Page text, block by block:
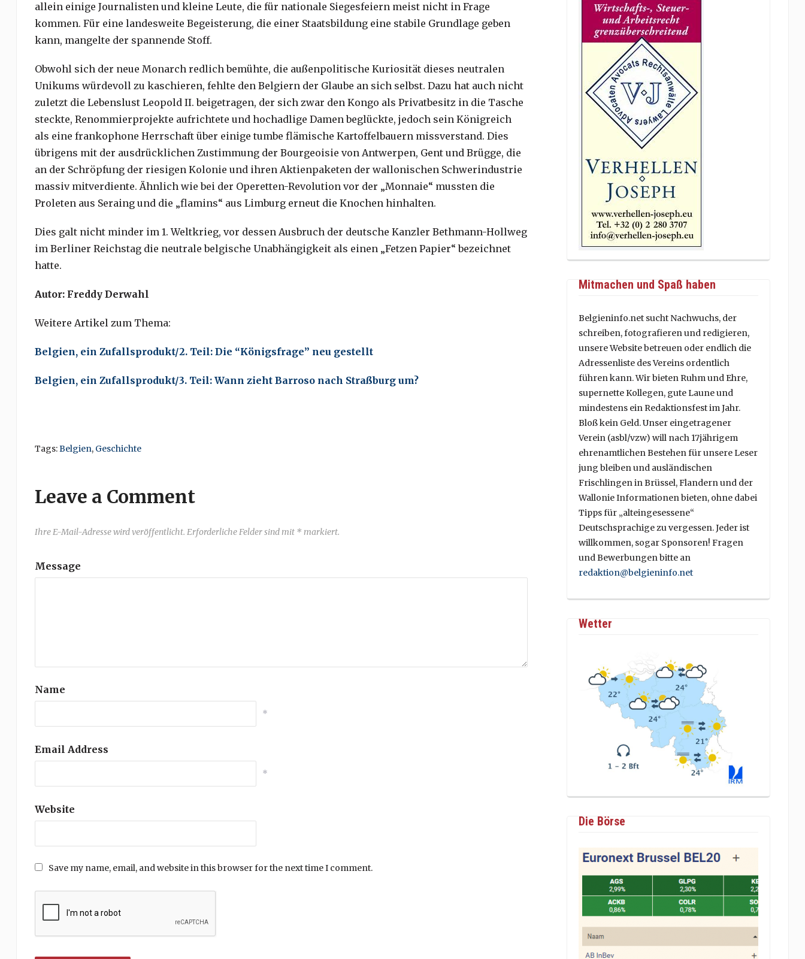
allein einige Journalisten und kleine Leute, die für nationale Siegesfeiern meist nicht in Frage
kommen. Für eine landesweite Begeisterung, die einer Staatsbildung eine stabile Grundlage geben
kann, mangelte der spannende Stoff.
Obwohl sich der neue Monarch redlich bemühte, die außenpolitische Kuriosität dieses neutralen
Unikums würdevoll zu kaschieren, fehlte den Belgiern der Glaube an sich selbst. Dazu hat auch nicht
zuletzt die Lebenslust Leopold II. beigetragen, der sich zwar den Kongo als Privatbesitz in die Tasche
steckte, Renommierprojekte aufrichtete und hochadlige Damen beglückte, jedoch sein Königreich
als eine frankophone Herrschaft über einige tumbe flämische Kartoffelbauern missverstand. Dies
übrigens mit der ausdrücklichen Zustimmung der Bourgeoisie von Antwerpen, Gent und Brügge, die
an der Schröpfung der riesigen Kolonie und ihren Aktienpaketen der wallonischen Schwerindustrie
massiv mitverdiente. Ähnlich wie bei der Operetten-Revolution vor der „Monnaie“ mussten die
Proleten aus Seraing und die „flamins“ aus Limburg erneut die Knochen hinhalten.
Dies galt nicht minder im 1. Weltkrieg, vor dessen Ausbruch der deutsche Kanzler Bethmann-Hollweg
im Berliner Reichstag die neutrale belgische Unabhängigkeit als einen „Fetzen Papier“ bezeichnet
hatte.
Autor: Freddy Derwahl
Weitere Artikel zum Thema:
Belgien, ein Zufallsprodukt/2. Teil: Die “Königsfrage” neu gestellt
Belgien, ein Zufallsprodukt/3. Teil: Wann zieht Barroso nach Straßburg um?
Tags:Belgien, Geschichte
Leave a Comment
Ihre E-Mail-Adresse wird veröffentlicht. Erforderliche Felder sind mit * markiert.
Message
Name
*
Email Address
*
Website
Save my name, email, and website in this browser for the next time I comment.
Mitmachen und Spaß haben
Belgieninfo.net sucht Nachwuchs, der
schreiben, fotografieren und redigieren,
unsere Website betreuen oder endlich die
Adressenliste des Vereins ordentlich
führen kann. Wir bieten Ruhm und Ehre,
supernette Kollegen, gute Laune und
mindestens ein Redaktionsfest im Jahr.
Bloß kein Geld. Unser eingetragener
Verein (asbl/vzw) will nach 17jährigem
ehrenamtlichen Bestehen für unsere Leser
jung bleiben und ausländischen
Frischlingen in Brüssel, Flandern und der
Wallonie Informationen bieten, ohne dabei
Tipps für „alteingesessene“
Deutschsprachige zu vergessen. Jeder ist
willkommen, sogar Sponsoren! Fragen
und Bewerbungen bitte an
redaktion@belgieninfo.net
Wetter
Die Börse